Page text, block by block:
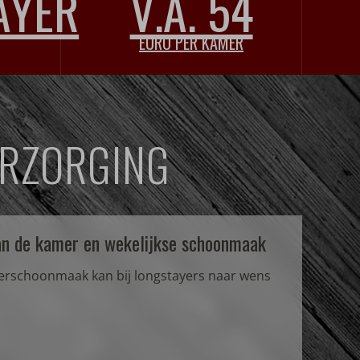
EURO PER KAMER
de kamer en wekelijkse schoonmaak
kan bij longstayers naar wens